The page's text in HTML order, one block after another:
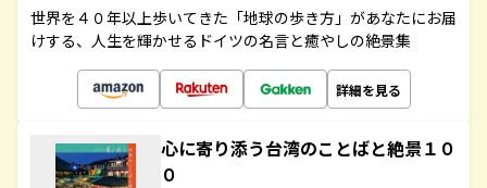
世界を４０年以上歩いてきた「地球の歩き方」があなたにお届
けする、人生を輝かせるドイツの名言と癒やしの絶景集
詳細を見る
心に寄り添う台湾のことばと絶景１０
０